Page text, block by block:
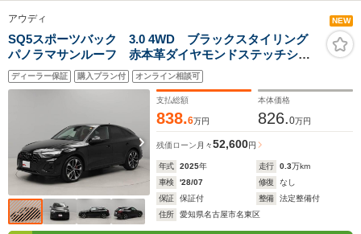
アウディ NEW
SQ5スポーツバック 3.0 4WD ブラックスタイリング
パノラマサンルーフ 赤本革ダイヤモンドステッチシー
ト(前席電動・前後ヒーター付) エアサス 21インチアル
ミ ステアリングヒーター 赤キャリパー 全周囲カメ
ラ プライバシーガラス TV
ディーラー保証 購入プラン付 オンライン相談可
支払総額
838.6万円
本体価格
826.0万円
残価ローン 月々52,600円
年式 2025年 走行 0.3万km
車検
'28/07 修復
なし
保証
保証付 整備
法定整備付
住所
愛知県名古屋市名東区